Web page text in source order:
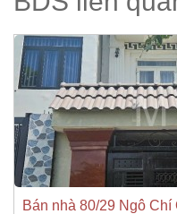
Bán nhà 80/29 Ngô